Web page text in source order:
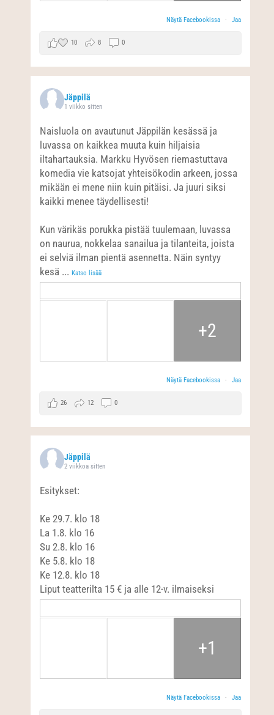
Näytä Facebookissa · Jaa
10 8 0
Jäppilä
1 viikko sitten
Naisluola on avautunut Jäppilän kesässä ja
luvassa on kaikkea muuta kuin hiljaisia
iltahartauksia. Markku Hyvösen riemastuttava
komedia vie katsojat yhteisökodin arkeen, jossa
mikään ei mene niin kuin pitäisi. Ja juuri siksi
kaikki menee täydellisesti!
Kun värikäs porukka pistää tuulemaan, luvassa
on naurua, nokkelaa sanailua ja tilanteita, joista
ei selviä ilman pientä asennetta. Näin syntyy
kesä ...Katso lisää
+2
Näytä Facebookissa · Jaa
26 12 0
Jäppilä
2 viikkoa sitten
Esitykset:
Ke 29.7. klo 18
La 1.8. klo 16
Su 2.8. klo 16
Ke 5.8. klo 18
Ke 12.8. klo 18
Liput teatterilta 15 € ja alle 12-v. ilmaiseksi
+1
Näytä Facebookissa · Jaa